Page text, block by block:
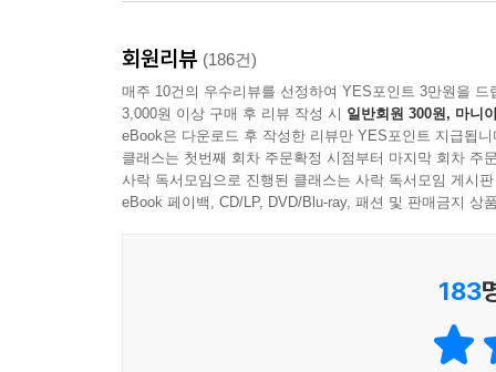
만큼이나 낯설고 불가능한 일이었다. 서글프지만
되면 ‘고통의 나락’으로 거꾸러졌고, 반대로 기대
얌전하고 반듯한 모범생으로 만들겠다던 생각을
--- 「22장, 앤이 목사관에 초대받다」 중에서
앤과 다이애나는 집으로 돌아오는 길이 처음 출발
나게 만드는 사람이 좋아. 내가 사랑하려고 애써
회원리뷰 (186건)
매주 10건의 우수리뷰를 선정하여 YES포인트 3만원을 드
3,000원 이상 구매 후 리뷰 작성 시 일반회원 300원, 마니
eBook은 다운로드 후 작성한 리뷰만 YES포인트 지급됩니
클래스는 첫번째 회차 주문확정 시점부터 마지막 회차 주
사락 독서모임으로 진행된 클래스는 사락 독서모임 게시
eBook 페이백, CD/LP, DVD/Blu-ray, 패션 및 판매금지 상
183